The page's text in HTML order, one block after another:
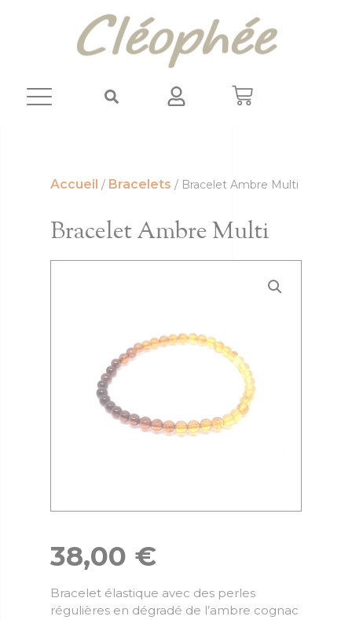
Accueil / Bracelets / Bracelet Ambre Multi
Bracelet Ambre Multi
38,00 €
Bracelet élastique avec des perles
régulières en dégradé de l’ambre cognac